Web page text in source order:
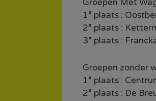
1° plaats :
2° plaats :
3° plaats :
Groepen zonder
1° plaats :
2° plaats : De